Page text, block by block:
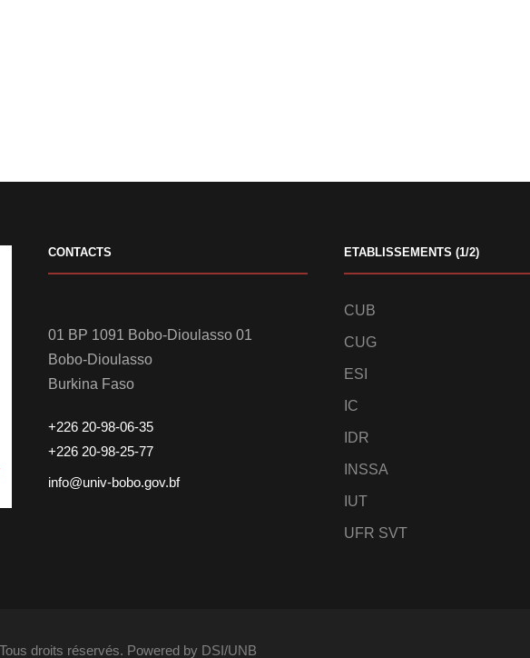
CONTACTS
01 BP 1091 Bobo-Dioulasso 01
Bobo-Dioulasso
Burkina Faso
+226 20-98-06-35
+226 20-98-25-77
info@univ-bobo.gov.bf
ETABLISSEMENTS (1/2)
CUB
CUG
ESI
IC
IDR
INSSA
IUT
UFR SVT
droits réservés. Powered by DSI/UNB